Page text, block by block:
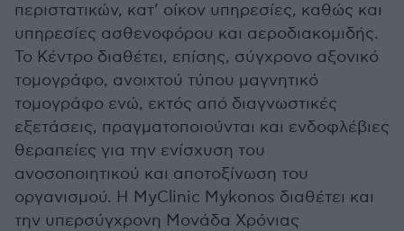
περιστατικών, κατ’ οίκον υπηρεσίες, καθώς και
υπηρεσίες ασθενοφόρου και αεροδιακομιδής.
Το Κέντρο διαθέτει, επίσης, σύγχρονο αξονικό
τομογράφο, ανοιχτού τύπου μαγνητικό
τομογράφο ενώ, εκτός από διαγνωστικές
εξετάσεις, πραγματοποιούνται και ενδοφλέβιες
θεραπείες για την ενίσχυση του
ανοσοποιητικού και αποτοξίνωση του
οργανισμού. Η MyClinic Mykonos διαθέτει και
την υπερσύγχρονη Μονάδα Χρόνιας